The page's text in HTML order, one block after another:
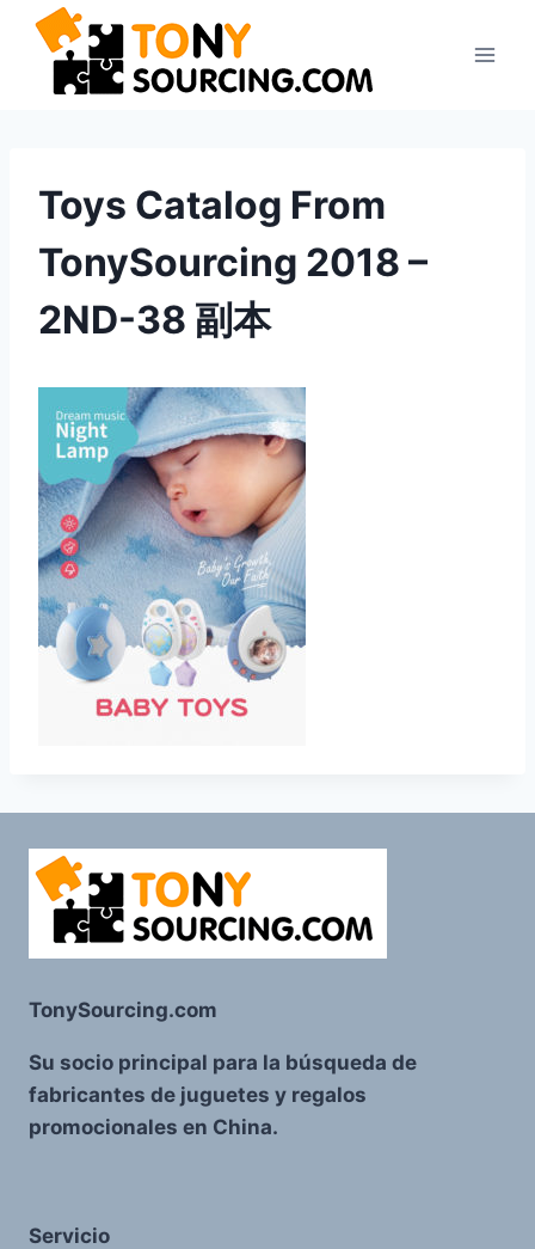
Saltar
contenido
Toys Catalog From
TonySourcing 2018 –
2ND-38 副本
TonySourcing.com
Su socio principal para la búsqueda de
fabricantes de juguetes y regalos
promocionales en China.
Servicio